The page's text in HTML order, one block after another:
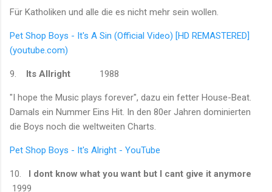
Für Katholiken und alle die es nicht mehr sein wollen.
Pet Shop Boys - It's A Sin (Official Video) [HD REMASTERED]
(youtube.com)
9. Its Allright 1988
"I hope the Music plays forever", dazu ein fetter House-Beat.
Damals ein Nummer Eins Hit. In den 80er Jahren dominierten
die Boys noch die weltweiten Charts.
Pet Shop Boys - It's Alright - YouTube
10.
I dont know what you want but I cant give it anymore
1999